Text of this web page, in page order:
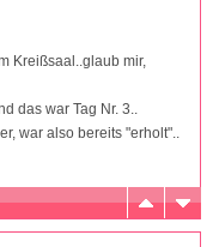
Kreißsaal..glaub mir,
das war Tag Nr. 3..
war also bereits "erholt"..